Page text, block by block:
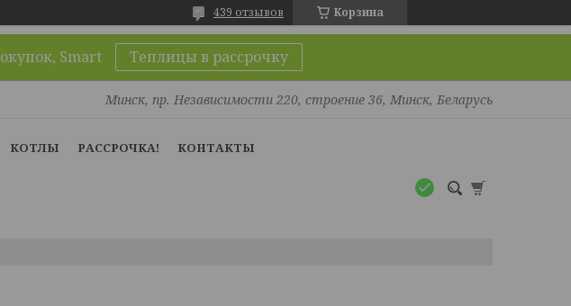
Корзина
439 отзывов
Smart Теплицы в рассрочку
Минск, пр. Независимости 220, строение 36, Минск, Беларусь
КОТЛЫ РАССРОЧКА! КОНТАКТЫ